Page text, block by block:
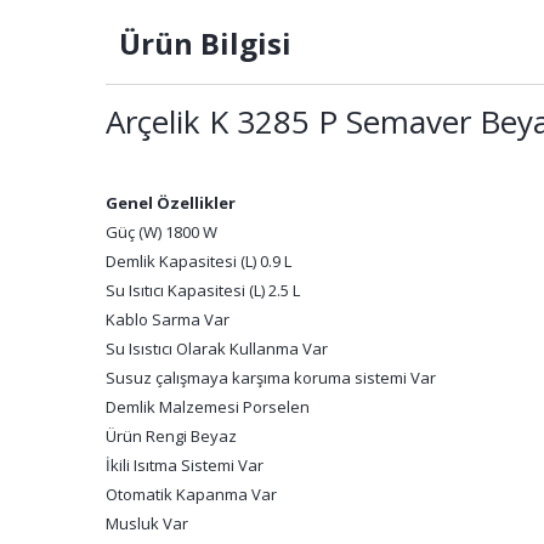
Ürün Bilgisi
Arçelik K 3285 P Semaver
Genel Özellikler
Güç (W) 1800 W
Demlik Kapasitesi (L) 0.9 L
Su Isıtıcı Kapasitesi (L) 2.5 L
Kablo Sarma Var
Su Isıstıcı Olarak Kullanma Var
Susuz çalışmaya karşıma koruma sistemi Var
Demlik Malzemesi Porselen
Ürün Rengi Beyaz
İkili Isıtma Sistemi Var
Otomatik Kapanma Var
Musluk Var